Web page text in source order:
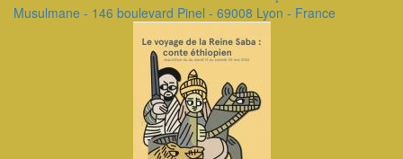
Musulmane - 146 boulevard Pinel - 69008 Lyon - France